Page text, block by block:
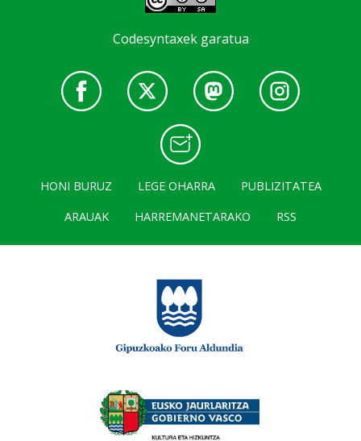
Codesyntaxek garatua
HONI BURUZ LEGE OHARRA
PUBLIZITATEA
ARAUAK
HARREMANETARAKO RSS